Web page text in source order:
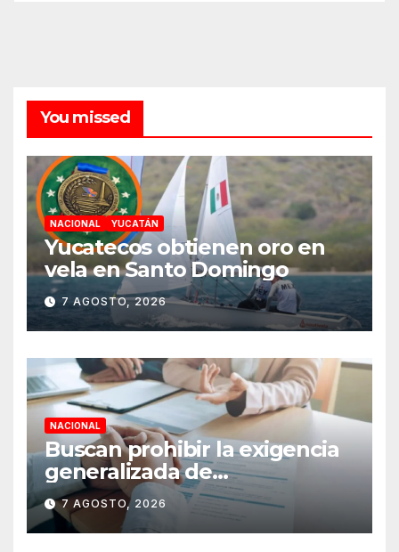
You missed
NACIONAL YUCATÁN
Yucatecos obtienen oro en
vela en Santo Domingo
7 AGOSTO, 2026
NACIONAL
Buscan prohibir la exigencia
generalizada de
antecedentes penales para
obtener empleo en México
7 AGOSTO, 2026